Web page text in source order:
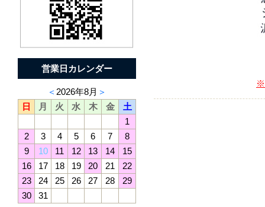
営業日カレンダー
＜ 2026年8月 ＞
日
月 火 水 木 金
土
1
2
3 4 5 6 7
8
9
10 11 12 13 14
15
16
17 18 19 20 21
22
23
24 25 26 27 28
29
30
31
※